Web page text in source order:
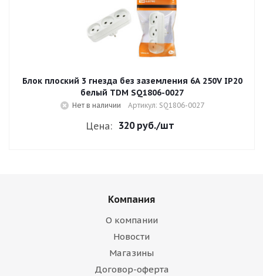
Блок плоский 3 гнезда без заземления 6A 250V IP20
белый TDM SQ1806-0027
Нет в наличии Артикул: SQ1806-0027
Цена: 320 руб./шт
Компания
О компании
Новости
Магазины
Договор-оферта